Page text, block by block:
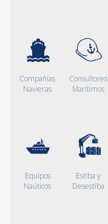
Compañías
Navieras
Consultores
Marítimos
Equipos
Naúticos
Estiba y
Desestiba